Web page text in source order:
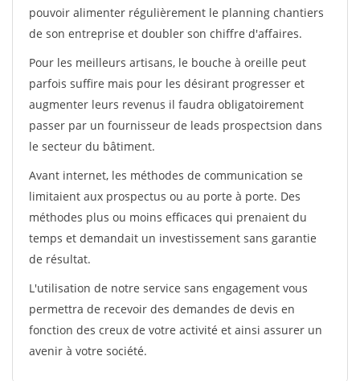
pouvoir alimenter régulièrement le planning chantiers
de son entreprise et doubler son chiffre d'affaires.
Pour les meilleurs artisans, le bouche à oreille peut
parfois suffire mais pour les désirant progresser et
augmenter leurs revenus il faudra obligatoirement
passer par un fournisseur de leads prospectsion dans
le secteur du bâtiment.
Avant internet, les méthodes de communication se
limitaient aux prospectus ou au porte à porte. Des
méthodes plus ou moins efficaces qui prenaient du
temps et demandait un investissement sans garantie
de résultat.
L'utilisation de notre service sans engagement vous
permettra de recevoir des demandes de devis en
fonction des creux de votre activité et ainsi assurer un
avenir à votre société.